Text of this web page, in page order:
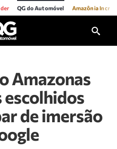
QG do Automóvel Amazônia
Amazonas
escolhidos
de imersão